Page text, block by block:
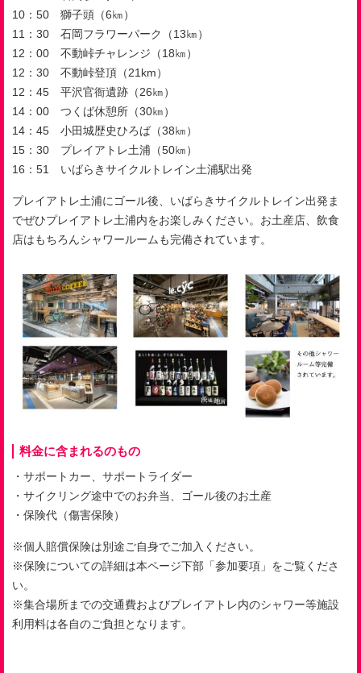
10 ： 50 獅子頭（6㎞）
11 ： 30 石岡フラワーパーク（13㎞）
12 ： 00 不動峠チャレンジ（18㎞）
12 ： 30 不動峠登頂（21km）
12 ： 45 平沢官衙遺跡（26㎞）
14 ： 00 つくば休憩所（30㎞）
14 ： 45 小田城歴史ひろば（38㎞）
15 ： 30 プレイアトレ土浦（50㎞）
16 ： 51 いばらきサイクルトレイン土浦駅出発
プレイアトレ土浦にゴール後、いばらきサイクルトレイン出発ま
でぜひプレイアトレ土浦内をお楽しみください。お土産店、飲食
店はもちろんシャワールームも完備されています。
料金に含まれるのもの
・サポートカー、サポートライダー
・サイクリング途中でのお弁当、ゴール後のお土産
・保険代（傷害保険）
※個人賠償保険は別途ご自身でご加入ください。
※保険についての詳細は本ページ下部「参加要項」をご覧くださ
い。
※集合場所までの交通費およびプレイアトレ内のシャワー等施設
利用料は各自のご負担となります。